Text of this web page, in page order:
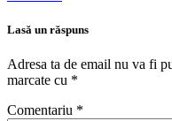
Lasă un răspuns
Adresa ta de email nu va fi
marcate cu *
Comentariu *